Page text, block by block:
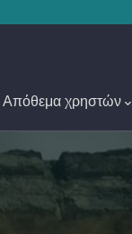
Απόθεμα χρηστών